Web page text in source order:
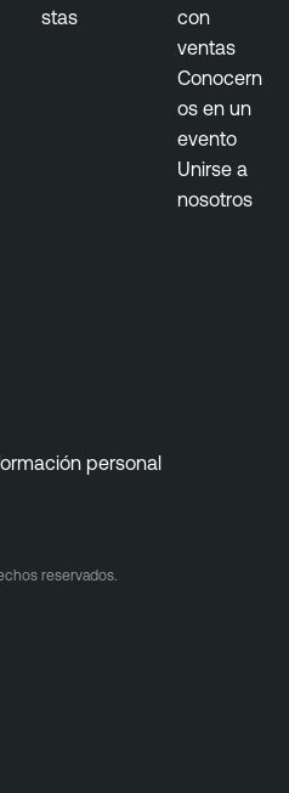
stas
con
ventas
Conocern
os en un
evento
Unirse a
nosotros
personal
reservados.